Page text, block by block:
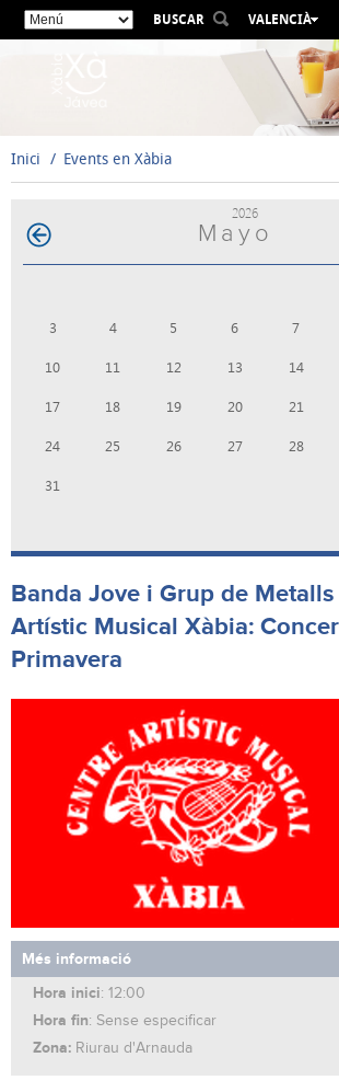
BUSCAR
VALENCIÀ
ESPAÑOL
ENGLISH
FRANÇAIS
Inici Events en Xàbia
2026
Mayo
3 4 5 6 7
10 11 12 13 14
17 18 19 20 21
24 25 26 27 28
31
Banda Jove i Grup de
Artístic Musical Xàbia:
Primavera
Més informació
Hora inici: 12:00
Hora fin: Sense especificar
Zona: Riurau d'Arnauda